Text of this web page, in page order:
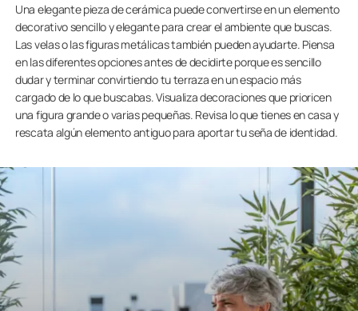
Una elegante pieza de cerámica puede convertirse en un elemento
decorativo sencillo y elegante para crear el ambiente que buscas.
Las velas o las figuras metálicas también pueden ayudarte. Piensa
en las diferentes opciones antes de decidirte porque es sencillo
dudar y terminar convirtiendo tu terraza en un espacio más
cargado de lo que buscabas. Visualiza decoraciones que prioricen
una figura grande o varias pequeñas. Revisa lo que tienes en casa y
rescata algún elemento antiguo para aportar tu seña de identidad.